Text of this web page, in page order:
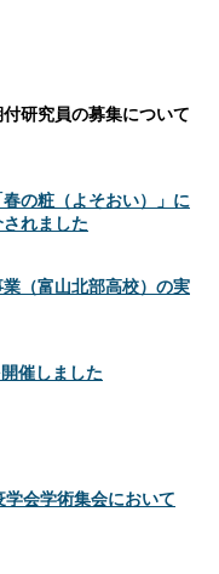
研究員の募集について
の粧（よそおい）」に
れました
（富山北部高校）の実
催しました
会学術集会において